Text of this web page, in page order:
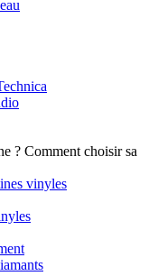
Comment choisir sa
vinyles